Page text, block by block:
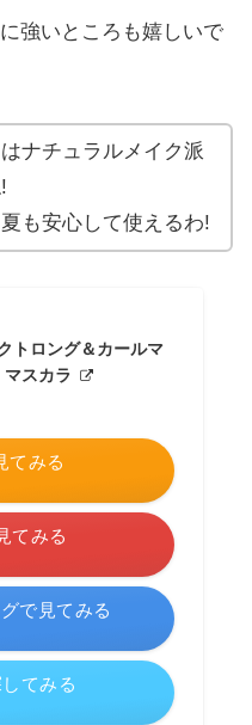
強いところも嬉しいで
ナチュラルメイク派
も安心して使えるわ!
トロング＆カールマ
スカラ
てみる
てみる
で見てみる
てみる